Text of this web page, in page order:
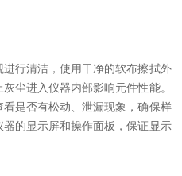
行清洁，使用干净的软布擦拭外
尘进入仪器内部影响元件性能。
是否有松动、泄漏现象，确保样
的显示屏和操作面板，保证显示